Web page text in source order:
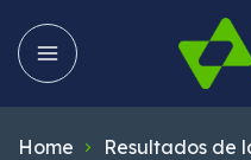
Home Resultados de